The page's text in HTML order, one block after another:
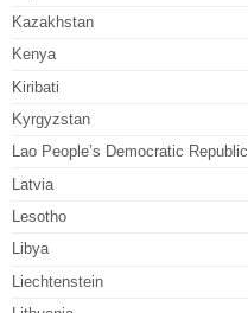
Kazakhstan
Kenya
Kiribati
Kyrgyzstan
Lao People’s Democratic Republic
Latvia
Lesotho
Libya
Liechtenstein